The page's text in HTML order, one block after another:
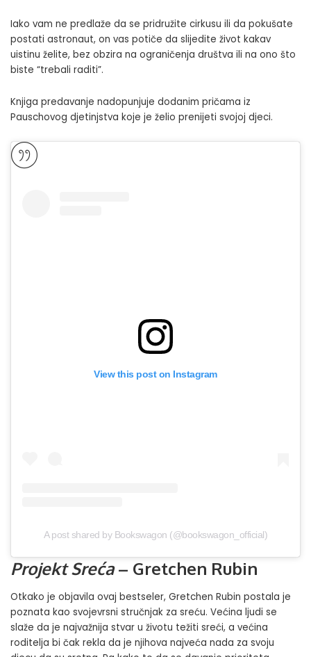
Iako vam ne predlaže da se pridružite cirkusu ili da pokušate
postati astronaut, on vas potiče da slijedite život kakav
uistinu želite, bez obzira na ograničenja društva ili na ono što
biste “trebali raditi”.
Knjiga predavanje nadopunjuje dodanim pričama iz
Pauschovog djetinjstva koje je želio prenijeti svojoj djeci.
View this post on Instagram
A post shared by Bookswagon (@bookswagon_official)
Projekt Sreća– Gretchen Rubin
Otkako je objavila ovaj bestseler, Gretchen Rubin postala je
poznata kao svojevrsni stručnjak za sreću. Većina ljudi se
slaže da je najvažnija stvar u životu težiti sreći, a većina
roditelja bi čak rekla da je njihova najveća nada za svoju